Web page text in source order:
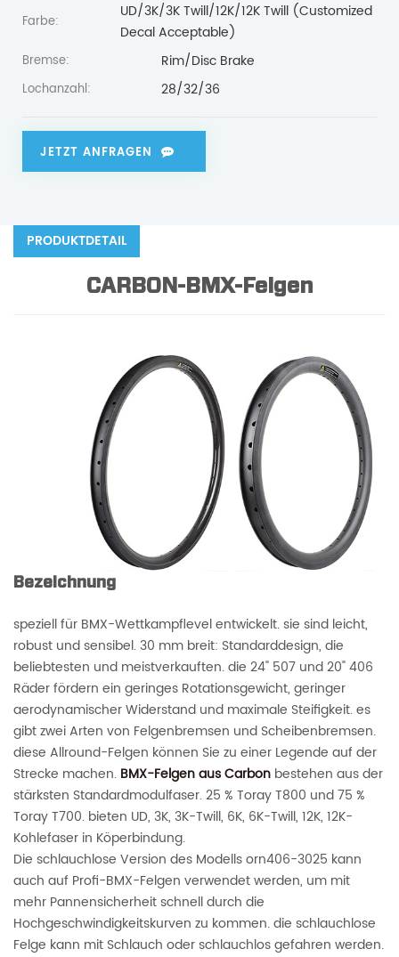
Farbe:
UD/3K/3K Twill/12K/12K Twill (Customized
Decal Acceptable)
Bremse: Rim/Disc Brake
Lochanzahl: 28/32/36
JETZT ANFRAGEN
PRODUKTDETAIL
CARBON-BMX-Felgen
Bezeichnung
speziell für BMX-Wettkampflevel entwickelt. sie sind leicht,
robust und sensibel. 30 mm breit: Standarddesign, die
beliebtesten und meistverkauften. die 24" 507 und 20" 406
Räder fördern ein geringes Rotationsgewicht, geringer
aerodynamischer Widerstand und maximale Steifigkeit. es
gibt zwei Arten von Felgenbremsen und Scheibenbremsen.
diese Allround-Felgen können Sie zu einer Legende auf der
Strecke machen. BMX-Felgen aus Carbon bestehen aus der
stärksten Standardmodulfaser. 25 % Toray T800 und 75 %
Toray T700. bieten UD, 3K, 3K-Twill, 6K, 6K-Twill, 12K, 12K-
Kohlefaser in Köperbindung.
Die schlauchlose Version des Modells orn406-3025 kann
auch auf Profi-BMX-Felgen verwendet werden, um mit
mehr Pannensicherheit schnell durch die
Hochgeschwindigkeitskurven zu kommen. die schlauchlose
Felge kann mit Schlauch oder schlauchlos gefahren werden.